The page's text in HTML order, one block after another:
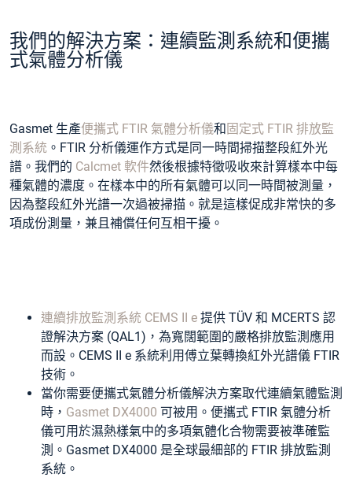
我們的解決方案：連續監測系統和便攜
式氣體分析儀
Gasmet 生產便攜式 FTIR 氣體分析儀和固定式 FTIR 排放監
測系統 。FTIR 分析儀運作方式是同一時間掃描整段紅外光
譜。我們的 Calcmet 軟件然後根據特徵吸收來計算樣本中每
種氣體的濃度。在樣本中的所有氣體可以同一時間被測量，
因為整段紅外光譜一次過被掃描。就是這樣促成非常快的多
項成份測量，兼且補償任何互相干擾。
連續排放監測系統 CEMS II e 提供 TÜV 和 MCERTS 認
證解決方案 (QAL1)，為寬闊範圍的嚴格排放監測應用
而設。CEMS II e 系統利用傅立葉轉換紅外光譜儀 FTIR
技術。
當你需要便攜式氣體分析儀解決方案取代連續氣體監測
時， Gasmet DX4000 可被用。便攜式 FTIR 氣體分析
儀可用於濕熱樣氣中的多項氣體化合物需要被準確監
測。Gasmet DX4000 是全球最細部的 FTIR 排放監測
系統。